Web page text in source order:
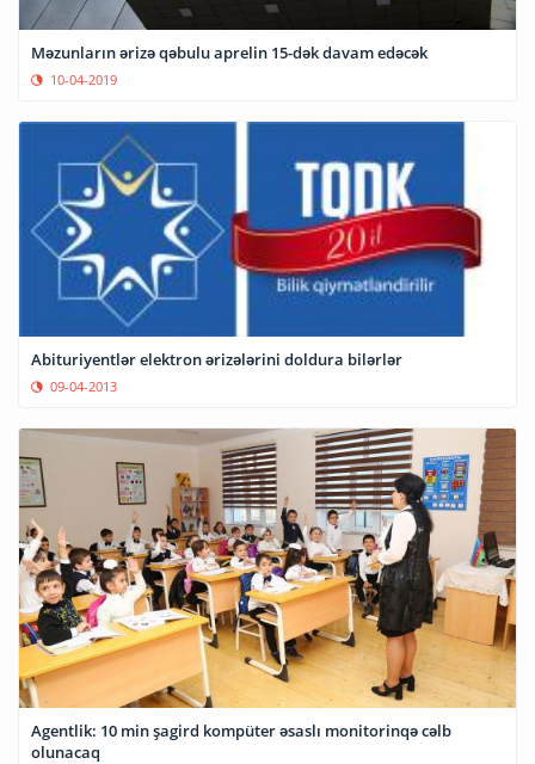
Məzunların ərizə qəbulu aprelin 15-dək davam edəcək
10-04-2019
Abituriyentlər elektron ərizələrini doldura bilərlər
09-04-2013
Agentlik: 10 min şagird kompüter əsaslı monitorinqə cəlb
olunacaq